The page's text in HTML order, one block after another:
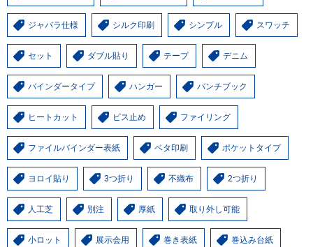
ジャバラ仕様 シルク印刷 シンプル スワッチ
セット ダブル貼り テープ デニム
バインダータイプ ハンガー バンチブック
ヒートカット ビス止め ファイリング
ファイルバインダー表紙 ベタ印刷 ポケットタイプ
ヨロイ貼り 3つ折り 不織布 2つ折り
人工芝 別注 厚紙 取り外し可能
小ロット 展示会用 巻き表紙 巻込み台紙